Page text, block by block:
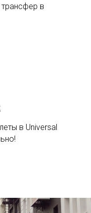
трансфер в
в Universal